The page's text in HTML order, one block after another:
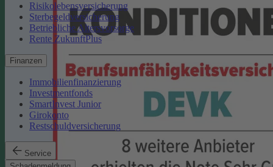
Risikolebensversicherung
Sterbegeldversicherung
Betriebliche Altersvorsorge
Rente ZukunftPlus
Finanzen
Immobilienfinanzierung
Investmentfonds
SmartInvest Junior
Girokonto
Restschuldversicherung
Service